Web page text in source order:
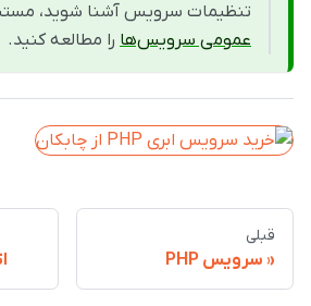
تنظیمات سرویس آشنا شوید،
عمومی سرویس‌ها را مطالعه کنید.
قبلی
سرویس PHP